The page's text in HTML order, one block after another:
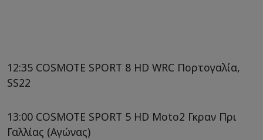
12:35 COSMOTE SPORT 8 HD WRC Πορτογαλία,
SS22
13:00 COSMOTE SPORT 5 HD Moto2 Γκραν Πρι
Γαλλίας (Αγώνας)